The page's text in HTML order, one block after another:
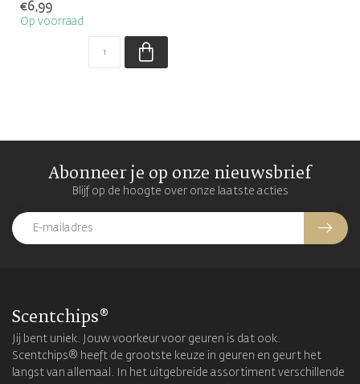
De dinerkaa...
€6,99
Op voorraad
Abonneer je op onze nieuwsbrief
Blijf op de hoogte over onze laatste acties
Scentchips®
Jij bent uniek. Jouw voorkeur voor geuren is dat ook.
Scentchips® heeft de grootste keuze in geuren en geurt het
langst van allemaal. In het uitgebreide assortiment verschillende